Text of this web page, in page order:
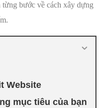
bước về cách xây dựng
Website
mục tiêu của bạn